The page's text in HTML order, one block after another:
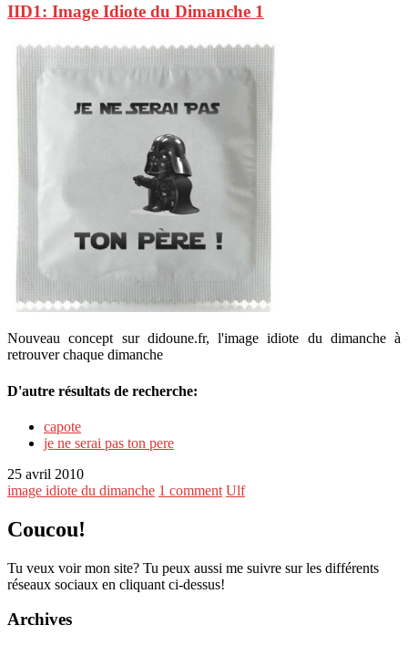
IID1: Image Idiote du Dimanche 1
Nouveau concept sur didoune.fr, l'image idiote du dimanche à
retrouver chaque dimanche
D'autre résultats de recherche:
capote
je ne serai pas ton pere
25 avril 2010
image idiote du dimanche 1 comment Ulf
Coucou!
Tu veux voir mon site? Tu peux aussi me suivre sur les différents
réseaux sociaux en cliquant ci-dessus!
Archives